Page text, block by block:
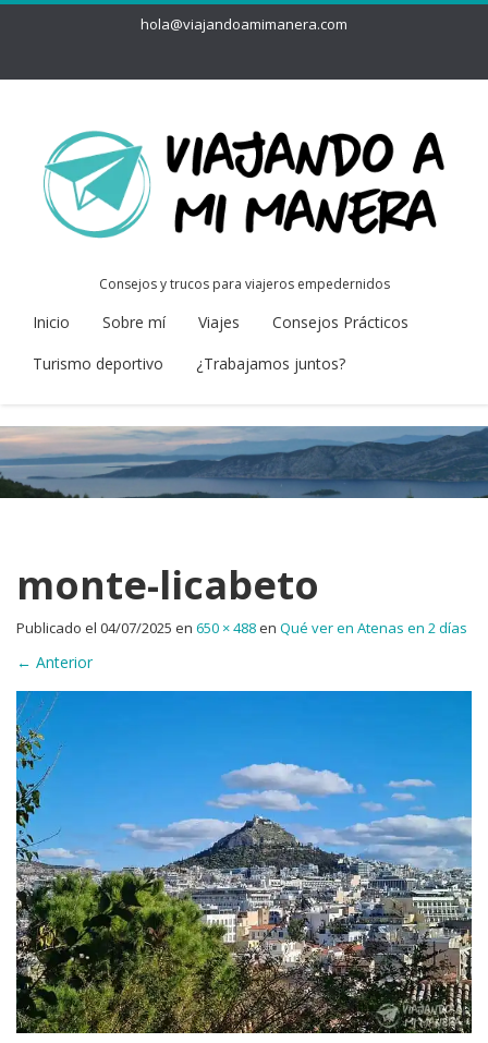
hola@viajandoamimanera.com
Consejos y trucos para viajeros empedernidos
Inicio Sobre mí Viajes
Consejos Prácticos
Turismo deportivo
¿Trabajamos juntos?
monte-licabeto
Publicado el 04/07/2025 en 650 × 488en Qué ver en Atenas en 2 días
← Anterior